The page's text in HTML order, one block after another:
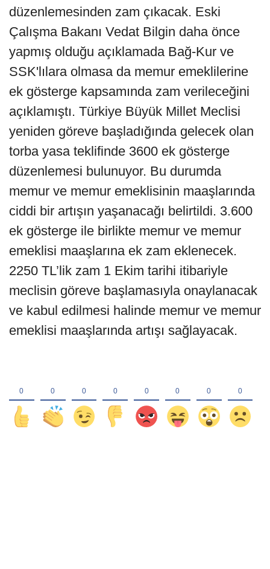
düzenlemesinden zam çıkacak. Eski
Çalışma Bakanı Vedat Bilgin daha önce
yapmış olduğu açıklamada Bağ-Kur ve
SSK'lılara olmasa da memur emeklilerine
ek gösterge kapsamında zam verileceğini
açıklamıştı. Türkiye Büyük Millet Meclisi
yeniden göreve başladığında gelecek olan
torba yasa teklifinde 3600 ek gösterge
düzenlemesi bulunuyor. Bu durumda
memur ve memur emeklisinin maaşlarında
ciddi bir artışın yaşanacağı belirtildi. 3.600
ek gösterge ile birlikte memur ve memur
emeklisi maaşlarına ek zam eklenecek.
2250 TL’lik zam 1 Ekim tarihi itibariyle
meclisin göreve başlamasıyla onaylanacak
ve kabul edilmesi halinde memur ve memur
emeklisi maaşlarında artışı sağlayacak.